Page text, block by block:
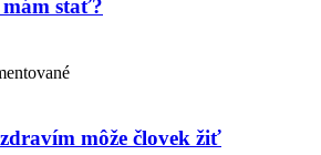
stať?
môže človek žiť